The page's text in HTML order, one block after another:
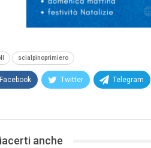
scialpinoprimiero
Facebook Twitter Telegram
anche